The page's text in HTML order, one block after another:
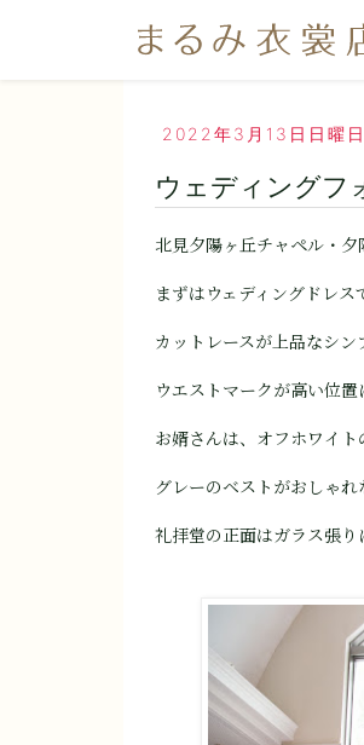
2022年3月13日日曜日
ウェディング
北見夕陽ヶ丘チャペル・夕
まずはウェディングドレス
カットレースが上品なシ
ウエストマークが高い位置
お婿さんは、オフホワイト
グレーのベストがおしゃ
礼拝堂の正面はガラス張